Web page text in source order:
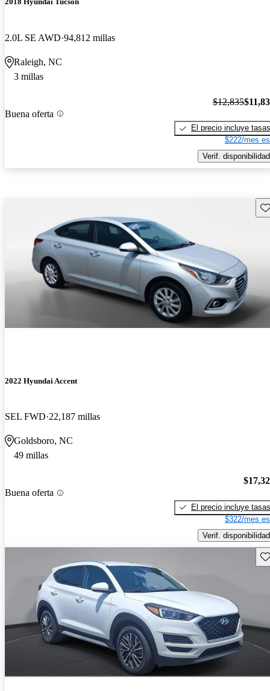
2.0L SE AWD 94,812 millas
Raleigh, NC
3 millas
Buena oferta
$12,835
El precio incluye tasas
$222/mes
Verif. disponibilidad
2022 Hyundai Accent
SEL FWD 22,187 millas
Goldsboro, NC
49 millas
Buena oferta
El precio incluye tasas
$322/mes
Verif. disponibilidad